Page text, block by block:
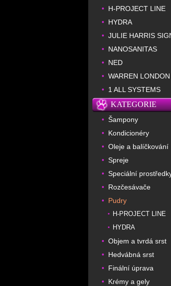
• H-PROJECT LINE
• HYDRA
• JULIE HARRIS
• NANOSANITAS
• NED
• WARREN LONDON
• 1 ALL SYSTEMS
KATEGORIE
• Šampony
• Kondicionéry
• Oleje a balíčkování
• Spreje
• Speciální
• Rozčesávače
• Pudry
• H-PROJECT LINE
• HYDRA
• Objem a tvrdá srst
• Hedvábná srst
• Finální úprava
• Krémy a gely